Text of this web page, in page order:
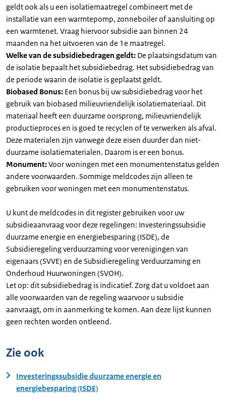
geldt ook als u een isolatiemaatregel combineert met de
installatie van een warmtepomp, zonneboiler of aansluiting op
een warmtenet. Vraag hiervoor subsidie aan binnen 24
maanden na het uitvoeren van de 1e maatregel.
Welke van de subsidiebedragen geldt: De plaatsingsdatum van
de isolatie bepaalt het subsidiebedrag. Het subsidiebedrag van
de periode waarin de isolatie is geplaatst geldt.
Biobased Bonus: Een bonus bij uw subsidiebedrag voor het
gebruik van biobased milieuvriendelijk isolatiemateriaal. Dit
materiaal heeft een duurzame oorsprong, milieuvriendelijk
productieproces en is goed te recyclen of te verwerken als afval.
Deze materialen zijn vanwege deze eisen duurder dan niet-
duurzame isolatiematerialen. Daarom is er een bonus.
Monument:Voor woningen met een monumentenstatus gelden
andere voorwaarden. Sommige meldcodes zijn alleen te
gebruiken voor woningen met een monumentenstatus.
U kunt de meldcodes in dit register gebruiken voor uw
subsidieaanvraag voor deze regelingen: Investeringssubsidie
duurzame energie en energiebesparing (ISDE), de
Subsidieregeling verduurzaming voor verenigingen van
eigenaars (SVVE) en de Subsidieregeling Verduurzaming en
Onderhoud Huurwoningen (SVOH).
Let op: dit subsidiebedrag is indicatief. Zorg dat u voldoet aan
alle voorwaarden van de regeling waarvoor u subsidie
aanvraagt, om in aanmerking te komen. Aan deze lijst kunnen
geen rechten worden ontleend.
Zie ook
Investeringssubsidie duurzame energie en
energiebesparing (ISDE)